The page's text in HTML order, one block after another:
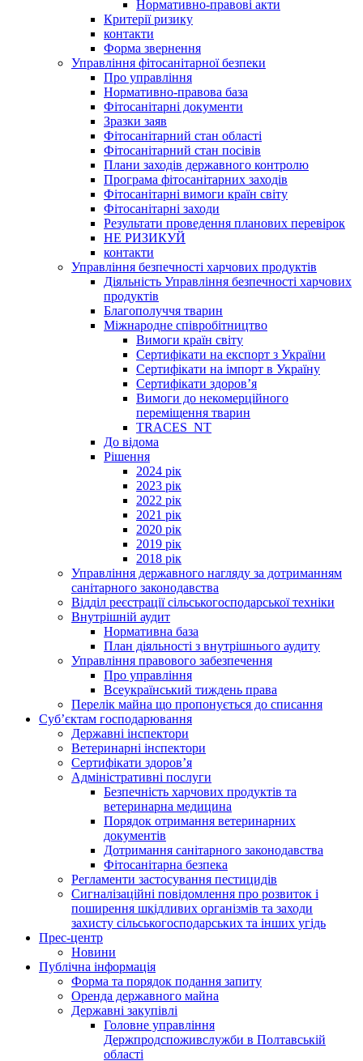
Нормативно-правові акти
Критерії ризику
контакти
Форма звернення
Управління фітосанітарної безпеки
Про управління
Нормативно-правова база
Фітосанітарні документи
Зразки заяв
Фітосанітарний стан області
Фітосанітарний стан посівів
Плани заходів державного контролю
Програма фітосанітарних заходів
Фітосанітарні вимоги країн світу
Фітосанітарні заходи
Результати проведення планових перевірок
НЕ РИЗИКУЙ
контакти
Управління безпечності харчових продуктів
Діяльність Управління безпечності харчових
продуктів
Благополуччя тварин
Міжнародне співробітництво
Вимоги країн світу
Сертифікати на експорт з України
Сертифікати на імпорт в Україну
Сертифікати здоров’я
Вимоги до некомерційного
переміщення тварин
TRACES_NT
До відома
Рішення
2024 рік
2023 рік
2022 рік
2021 рік
2020 рік
2019 рік
2018 рік
Управління державного нагляду за дотриманням
санітарного законодавства
Відділ реєстрації сільськогосподарської техніки
Внутрішній аудит
Нормативна база
План діяльності з внутрішнього аудиту
Управління правового забезпечення
Про управління
Всеукраїнський тиждень права
Перелік майна що пропонується до списання
Суб’єктам господарювання
Державні інспектори
Ветеринарні інспектори
Сертифікати здоров’я
Адміністративні послуги
Безпечність харчових продуктів та
ветеринарна медицина
Порядок отримання ветеринарних
документів
Дотримання санітарного законодавства
Фітосанітарна безпека
Регламенти застосування пестицидів
Сигналізаційні повідомлення про розвиток і
поширення шкідливих організмів та заходи
захисту сільськогосподарських та інших угідь
Прес-центр
Новини
Публічна інформація
Форма та порядок подання запиту
Оренда державного майна
Державні закупівлі
Головне управління
Держпродспоживслужби в Полтавській
області